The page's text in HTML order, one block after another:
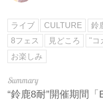
ライブ CULTURE 鈴
8フェス
見どころ
"コ
お楽しみ
“鈴鹿8耐”開催期間